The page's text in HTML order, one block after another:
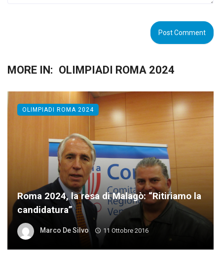
MORE IN: OLIMPIADI ROMA 2024
Roma 2024, la resa di Malagò: “Ritiriamo la
candidatura”
Marco De Silvo 11 Ottobre 2016
OLIMPIADI ROMA 2024